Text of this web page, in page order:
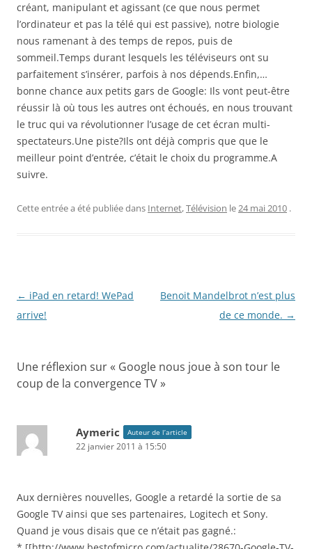
créant, manipulant et agissant (ce que nous permet
l’ordinateur et pas la télé qui est passive), notre biologie
nous ramenant à des temps de repos, puis de
sommeil.Temps durant lesquels les téléviseurs ont su
parfaitement s’insérer, parfois à nos dépends.Enfin,…
bonne chance aux petits gars de Google: Ils vont peut-être
réussir là où tous les autres ont échoués, en nous trouvant
le truc qui va révolutionner l’usage de cet écran multi-
spectateurs.Une piste?Ils ont déjà compris que que le
meilleur point d’entrée, c’était le choix du programme.A
suivre.
Cette entrée a été publiée dans Internet,Télévision le24 mai 2010 .
Navigation
des
← iPad en retard! WePad
arrive!
Benoit Mandelbrot n’est plus
de ce monde. →
Une réflexion sur « Google nous joue à son tour le
coup de la convergence TV»
Aymeric Auteur de l’article
22 janvier 2011 à 15:50
Aux dernières nouvelles, Google a retardé la sortie de sa
Google TV ainsi que ses partenaires, Logitech et Sony.
Quand je vous disais que ce n’était pas gagné.: